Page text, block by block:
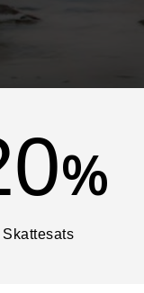
%
Skattesats